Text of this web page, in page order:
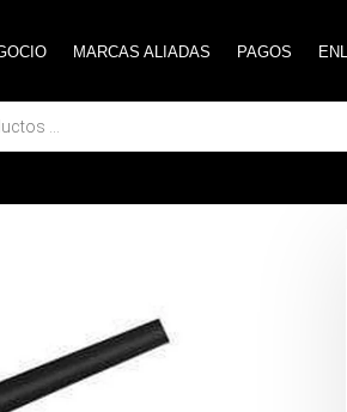
MARCAS ALIADAS PAGOS
MARCAS ALIADAS PAGOS